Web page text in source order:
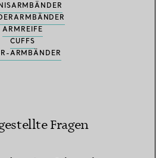
ARMREIFE
CUFFS
ARMBÄNDER
Fragen